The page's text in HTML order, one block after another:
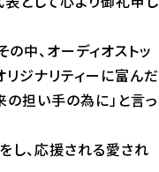
中、オーディオストッ
ジナリティーに富んだ
の担い手の為に」と言っ
し、応援される愛され